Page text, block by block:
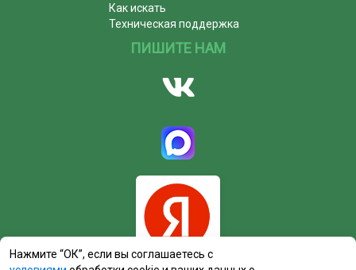
Как искать
Техническая поддержка
ПИШИТЕ НАМ
Нажмите “ОК”, если вы соглашаетесь с